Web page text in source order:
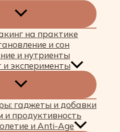
на практике
и сон
и нутриенты
эксперименты
гаджеты и добавки
и продуктивность
и Anti-Age